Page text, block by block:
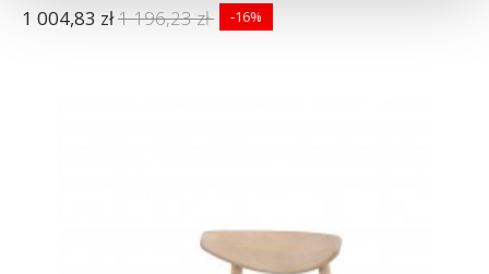
1 004,83 zł1 196,23 zł -16%